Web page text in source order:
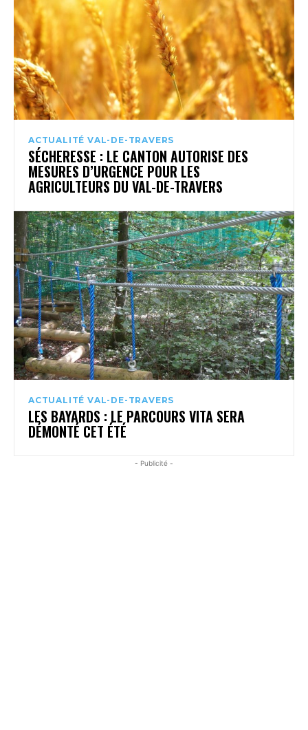
ACTUALITÉ VAL-DE-TRAVERS
SÉCHERESSE : LE CANTON AUTORISE DES
MESURES D’URGENCE POUR LES
AGRICULTEURS DU VAL-DE-TRAVERS
ACTUALITÉ VAL-DE-TRAVERS
LES BAYARDS : LE PARCOURS VITA SERA
DÉMONTÉ CET ÉTÉ
- Publicité -